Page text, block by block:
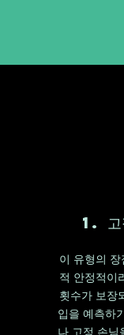
1. 고
이 유형의
적 안정적이
횟수가 보장
입을 예측하
나 고정 손님